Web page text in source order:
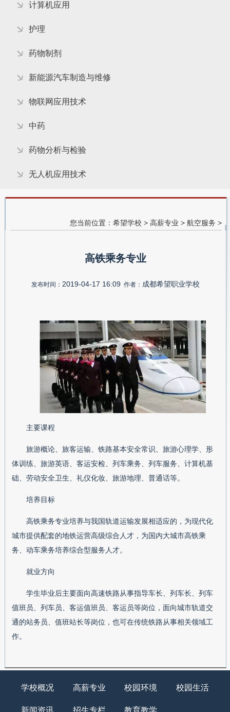
计算机应用
护理
药物制剂
新能源汽车制造与维修
物联网应用技术
中药
药物分析与检验
无人机应用技术
您当前位置：希望学校 >高薪专业 >航空服务 >
高铁乘务专业
发布时间： 2019-04-17 16:09作者： 成都希望职业学校
主要课程
旅游概论、旅客运输、铁路基本安全常识、旅游心理学、形
体训练、旅游英语、客运安检、列车乘务、列车服务、计算机基
础、劳动安全卫生、礼仪化妆、旅游地理、普通话等。
培养目标
高铁乘务专业培养与我国轨道运输发展相适应的，为现代化
城市提供配套的地铁运营高级综合人才，为国内大城市高铁乘
务、动车乘务培养综合型服务人才。
就业方向
学生毕业后主要面向高速铁路从事指导车长、列车长、列车
值班员、列车员、客运值班员、客运员等岗位，面向城市轨道交
通的站务员、值班站长等岗位，也可在传统铁路从事相关领域工
作。
学校概况 高薪专业 校园环境 校园生活